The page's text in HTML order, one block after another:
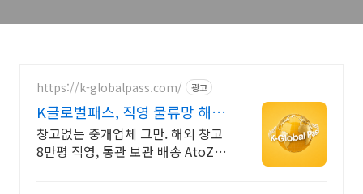
https://k-globalpass.com/ 광고
K글로벌패스, 직영 물류망 해외
배송 운영 지원
창고없는 중개업체 그만. 해외 창고
8만평 직영, 통관 보관 배송 AtoZ 원